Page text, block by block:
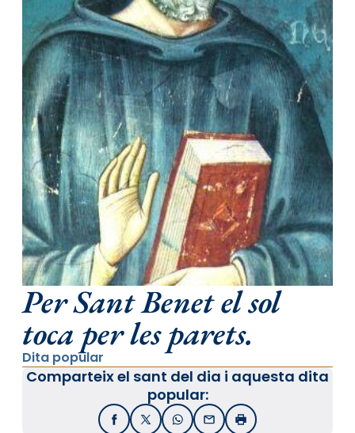
Per Sant Benet el sol
toca per les parets.
Dita popular
Comparteix el sant del dia i aquesta dita
popular:
FacebookX / TwitterWhatsApp
EmailImprimir